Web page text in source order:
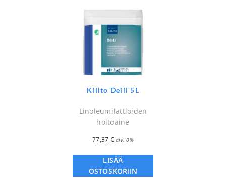
Kiilto Deili 5L
Linoleumilattioiden
hoitoaine
77,37 € alv. 0%
LISÄÄ
OSTOSKORIIN